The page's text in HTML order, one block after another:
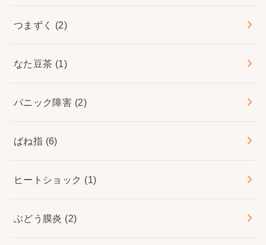
つまずく (2)
なた豆茶 (1)
パニック障害 (2)
ばね指 (6)
ヒートショック (1)
ぶどう膜炎 (2)